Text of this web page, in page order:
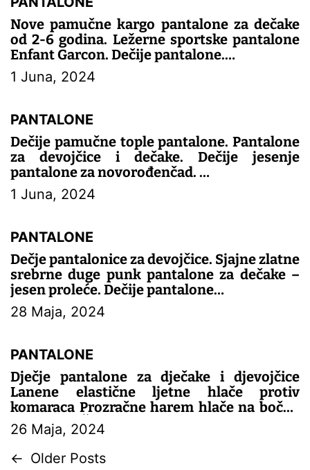
Nove pamučne kargo pantalone za dečake
od 2-6 godina. Ležerne sportske pantalone
Enfant Garcon. Dečije pantalone.
– DEČIJE PANTALONE
1 Juna, 2024
PANTALONE
Dečije pamučne tople pantalone. Pantalone
za devojčice i dečake. Dečije jesenje
pantalone za novorođenčad.
– DEČIJE PANTALONE
1 Juna, 2024
PANTALONE
Dečje pantalonice za devojčice. Sjajne zlatne
srebrne duge punk pantalone za dečake –
jesen proleće. Dečije pantalone
– DEČIJE PANTALONE
28 Maja, 2024
PANTALONE
Dječje pantalone za dječake i djevojčice
Lanene elastične ljetne hlače protiv
komaraca Prozračne harem hlače na bočne
pruge – DEČIJE PANTALONE
26 Maja, 2024
N
← Older Posts